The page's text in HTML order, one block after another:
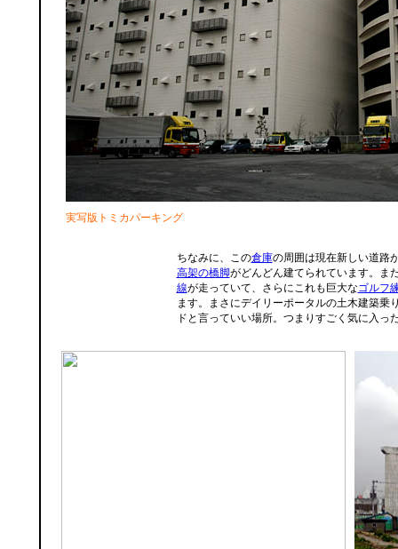
実写版トミカパーキング
ちなみに、この倉庫の周囲は現在新しい道路
高架の橋脚がどんどん建てられています。ま
線が走っていて、さらにこれも巨大なゴルフ
ます。まさにデイリーポータルの土木建築乗
ドと言っていい場所。つまりすごく気に入っ